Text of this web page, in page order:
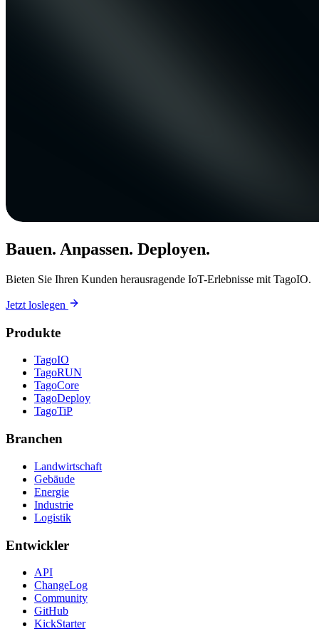
Bauen. Anpassen. Deployen.
Bieten Sie Ihren Kunden herausragende IoT-Erlebnisse mit TagoIO.
Jetzt loslegen
Produkte
TagoIO
TagoRUN
TagoCore
TagoDeploy
TagoTiP
Branchen
Landwirtschaft
Gebäude
Energie
Industrie
Logistik
Entwickler
API
ChangeLog
Community
GitHub
KickStarter